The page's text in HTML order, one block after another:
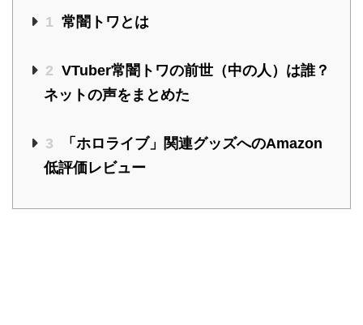
1 常闇トワとは
2 VTuber常闇トワの前世（中の人）は誰？
ネットの声をまとめた
3
「ホロライブ」関連グッズへのAmazon
低評価レビュー